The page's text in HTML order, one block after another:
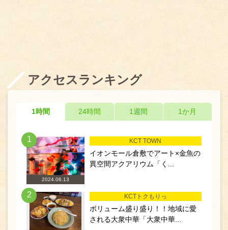
アクセスランキング
1時間 24時間 1週間 1か月
1
2024.06.13
KCT TOWN
イオンモール倉敷でアート×金魚の
異空間アクアリウム「く...
2 KCTトクもりっ
ボリューム盛り盛り！！地域に愛
される大衆中華「大衆中華...